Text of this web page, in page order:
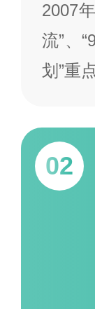
2007
流”、
划”重
02